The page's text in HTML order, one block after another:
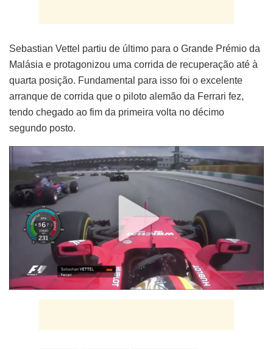
Sebastian Vettel partiu de último para o Grande Prémio da
Malásia e protagonizou uma corrida de recuperação até à
quarta posição. Fundamental para isso foi o excelente
arranque de corrida que o piloto alemão da Ferrari fez,
tendo chegado ao fim da primeira volta no décimo
segundo posto.